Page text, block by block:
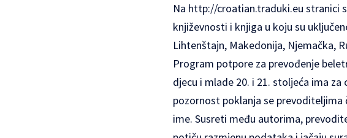
Na http://croatian.traduki.eu stranici
književnosti i knjiga u koju su
Lihtenštajn, Makedonija, Njemačka,
Program potpore za prevođenje
djecu i mlade 20. i 21. stoljeća ima
pozornost poklanja se
ime. Susreti među autorima,